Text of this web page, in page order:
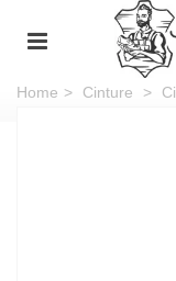
Home > Cinture >